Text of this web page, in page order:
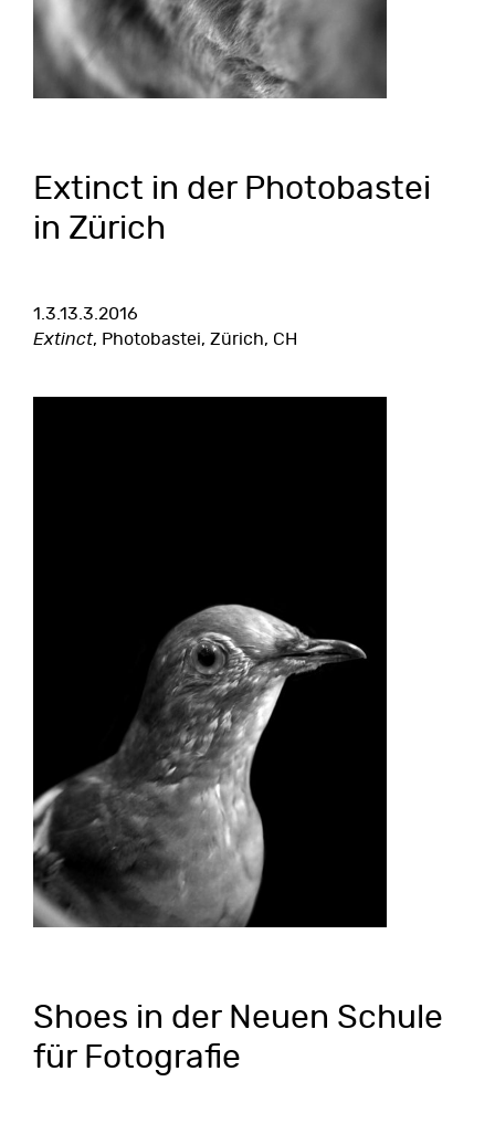
Extinct in der Photobastei
in Zürich
1.3.13.3.2016
Extinct, Photobastei, Zürich, CH
Shoes in der Neuen Schule
für Fotografie